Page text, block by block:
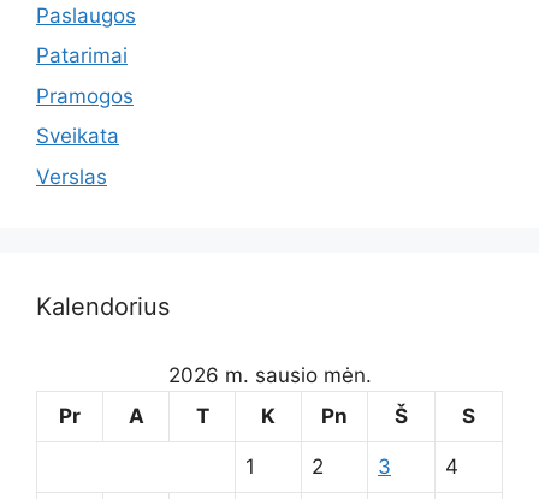
Paslaugos
Patarimai
Pramogos
Sveikata
Verslas
Kalendorius
2026 m. sausio mėn.
Pr
A T K Pn Š S
1 2 3 4